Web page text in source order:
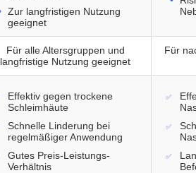
Zur langfristigen Nutzung
geeignet
Für alle Altersgruppen und
langfristige Nutzung geeignet
Für
Effektiv gegen trockene
Schleimhäute
Schnelle Linderung bei
regelmäßiger Anwendung
Gutes Preis-Leistungs-
Verhältnis